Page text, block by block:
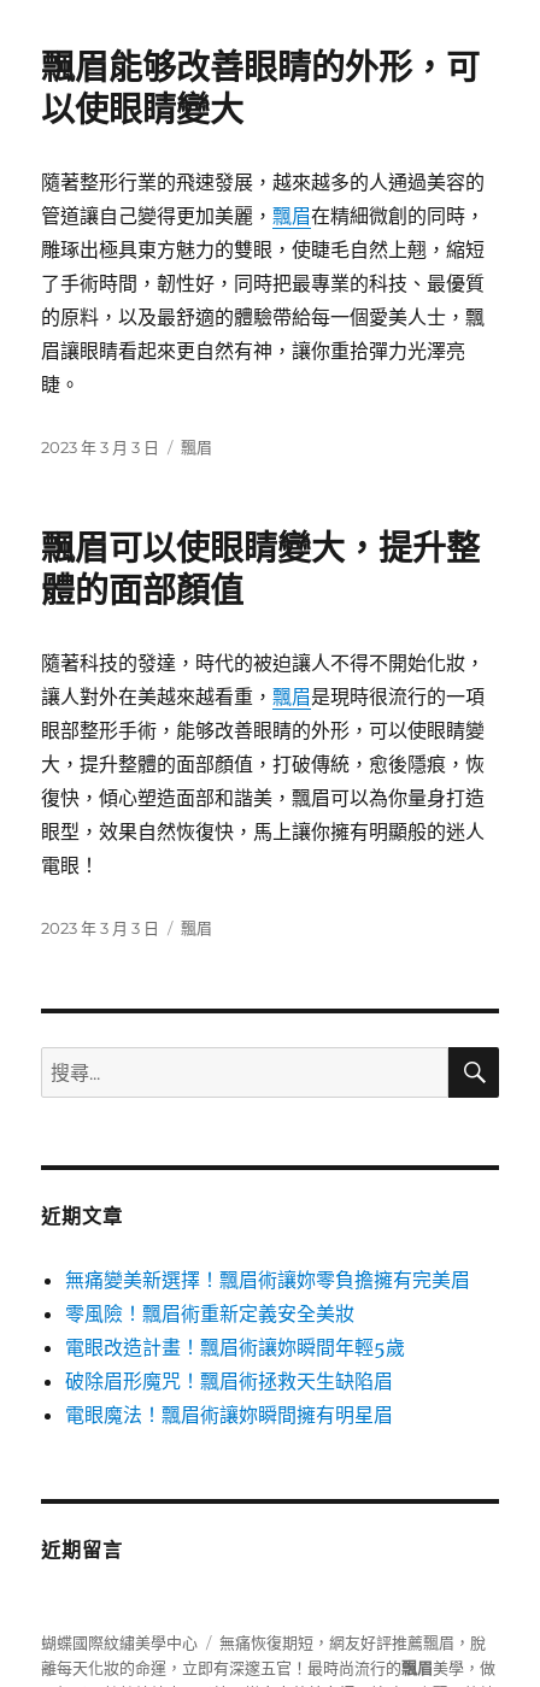
飄眉能够改善眼睛的外形，可
以使眼睛變大
隨著整形行業的飛速發展，越來越多的人通過美容的
管道讓自己變得更加美麗，飄眉在精細微創的同時，
雕琢出極具東方魅力的雙眼，使睫毛自然上翹，縮短
了手術時間，韌性好，同時把最專業的科技、最優質
的原料，以及最舒適的體驗帶給每一個愛美人士，飄
眉讓眼睛看起來更自然有神，讓你重拾彈力光澤亮
睫。
發
2023 年 3 月 3 日
分
飄眉
飄眉可以使眼睛變大，提升整
體的面部顏值
隨著科技的發達，時代的被迫讓人不得不開始化妝，
讓人對外在美越來越看重，飄眉是現時很流行的一項
眼部整形手術，能够改善眼睛的外形，可以使眼睛變
大，提升整體的面部顏值，打破傳統，愈後隱痕，恢
復快，傾心塑造面部和諧美，飄眉可以為你量身打造
眼型，效果自然恢復快，馬上讓你擁有明顯般的迷人
電眼！
發
2023 年 3 月 3 日
分
飄眉
搜
尋
鍵
搜
近期文章
無痛變美新選擇！飄眉術讓妳零負擔擁有完美眉
零風險！飄眉術重新定義安全美妝
電眼改造計畫！飄眉術讓妳瞬間年輕5歲
破除眉形魔咒！飄眉術拯救天生缺陷眉
電眼魔法！飄眉術讓妳瞬間擁有明星眉
近期留言
蝴蝶國際紋繡美學中心
無痛恢復期短，網友好評推薦飄眉，脫
離每天化妝的命運，立即有深邃五官！最時尚流行的飄眉美學，做